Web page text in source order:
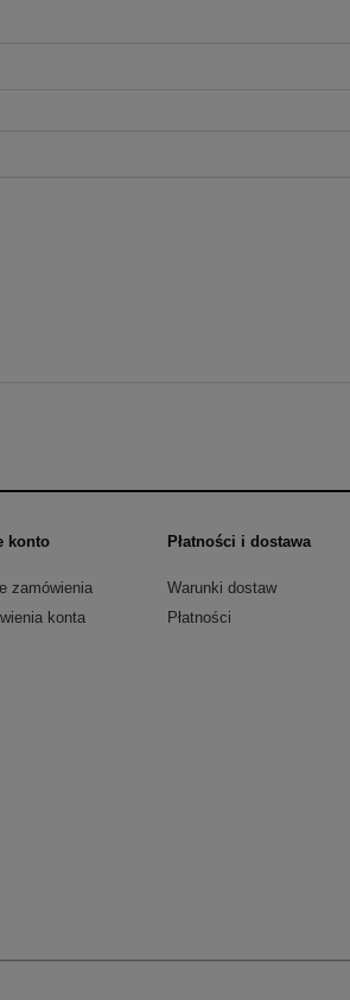
konto
zamówienia
konta
Płatności i dostawa
Warunki dostaw
Płatności